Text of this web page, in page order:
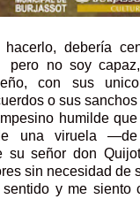
debería
pero no soy
con sus
o sus
humilde
una viruela
su señor don
sin necesidad de
y me siento